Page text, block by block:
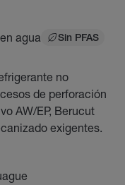
agua Sin PFAS
no
de perforación
AW/EP, Berucut
exigentes.